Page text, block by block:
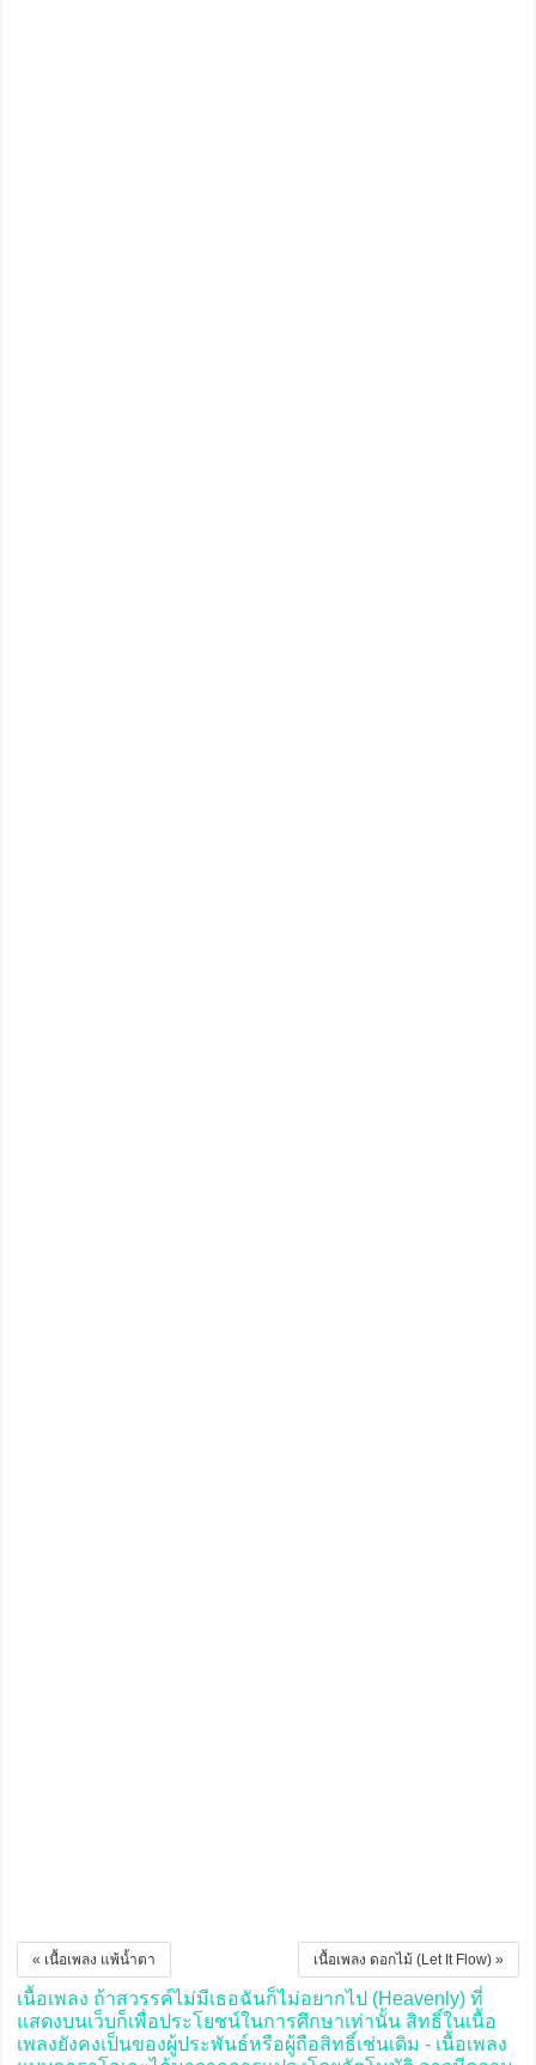
เนื้อเพลง ดอกไม้ (Let It Flow) »
« เนื้อเพลง แพ้น้ำตา
เนื้อเพลง ถ้าสวรรค์ไม่มีเธอฉันก็ไม่อยากไป (Heavenly) ที่
แสดงบนเว็บก็เพื่อประโยชน์ในการศึกษาเท่านั้น สิทธิ์ในเนื้อ
เพลงยังคงเป็นของผู้ประพันธ์หรือผู้ถือสิทธิ์เช่นเดิม - เนื้อเพลง